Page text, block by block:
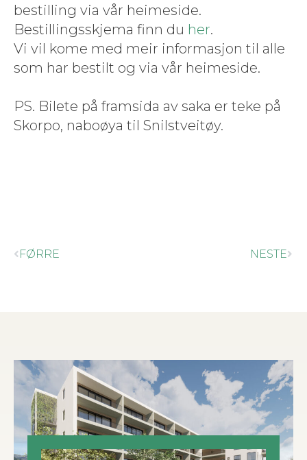
bestill­ing via vår heime­side.
Bestill­ingsskje­ma finn du her.
Vi vil kome med meir infor­masjon til alle
som har bestilt og via vår heime­side.
PS. Bilete på fram­si­da av saka er teke på
Sko­r­po, naboøya til Snilstveitøy.
FØRRE NESTE